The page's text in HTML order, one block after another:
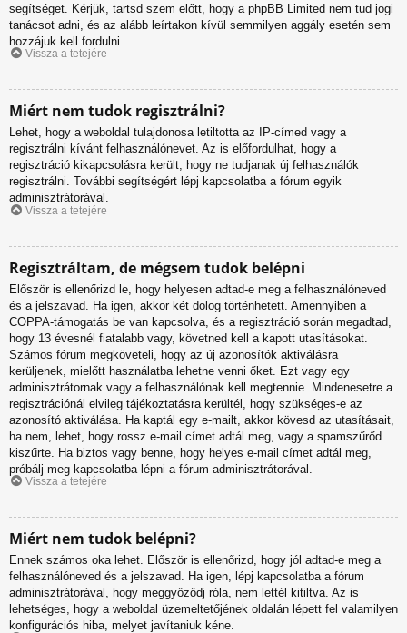
segítséget. Kérjük, tartsd szem előtt, hogy a phpBB Limited nem tud jogi
tanácsot adni, és az alább leírtakon kívül semmilyen aggály esetén sem
hozzájuk kell fordulni.
Vissza a tetejére
Miért nem tudok regisztrálni?
Lehet, hogy a weboldal tulajdonosa letiltotta az IP-címed vagy a
regisztrálni kívánt felhasználónevet. Az is előfordulhat, hogy a
regisztráció kikapcsolásra került, hogy ne tudjanak új felhasználók
regisztrálni. További segítségért lépj kapcsolatba a fórum egyik
adminisztrátorával.
Vissza a tetejére
Regisztráltam, de mégsem tudok belépni
Először is ellenőrizd le, hogy helyesen adtad-e meg a felhasználóneved
és a jelszavad. Ha igen, akkor két dolog történhetett. Amennyiben a
COPPA-támogatás be van kapcsolva, és a regisztráció során megadtad,
hogy 13 évesnél fiatalabb vagy, követned kell a kapott utasításokat.
Számos fórum megköveteli, hogy az új azonosítók aktiválásra
kerüljenek, mielőtt használatba lehetne venni őket. Ezt vagy egy
adminisztrátornak vagy a felhasználónak kell megtennie. Mindenesetre a
regisztrációnál elvileg tájékoztatásra kerültél, hogy szükséges-e az
azonosító aktiválása. Ha kaptál egy e-mailt, akkor kövesd az utasításait,
ha nem, lehet, hogy rossz e-mail címet adtál meg, vagy a spamszűrőd
kiszűrte. Ha biztos vagy benne, hogy helyes e-mail címet adtál meg,
próbálj meg kapcsolatba lépni a fórum adminisztrátorával.
Vissza a tetejére
Miért nem tudok belépni?
Ennek számos oka lehet. Először is ellenőrizd, hogy jól adtad-e meg a
felhasználóneved és a jelszavad. Ha igen, lépj kapcsolatba a fórum
adminisztrátorával, hogy meggyőződj róla, nem lettél kitiltva. Az is
lehetséges, hogy a weboldal üzemeltetőjének oldalán lépett fel valamilyen
konfigurációs hiba, melyet javítaniuk kéne.